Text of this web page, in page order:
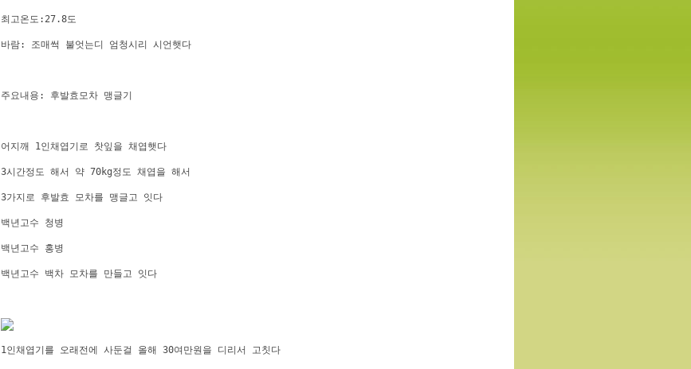
최고온도:27.8도
바람: 조매썩 불엇는디 엄청시리 시언햇다
주요내용: 후발효모차 맹글기
어지깨 1인채엽기로 찻잎을 채엽햇다
3시간정도 해서 약 70kg정도 채엽을 해서
3가지로 후발효 모차를 맹글고 잇다
백년고수 청병
백년고수 홍병
백년고수 백차 모차를 만들고 잇다
1인채엽기를 오래전에 사둔걸 올해 30여만원을 디리서 고칫다